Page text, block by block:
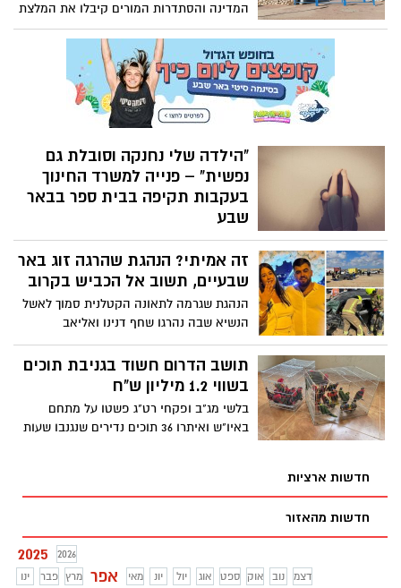
המדינה והסתדרות המורים קיבלו את המלצת
בית הדין לעכב את הצעדים הארגוניים
ולפתוח בהידברות, במטרה למנוע שיבושים
נוספים ולשמור על רציפות הלימודים.
"הילדה שלי נחנקה וסובלת גם
נפשית" – פנייה למשרד החינוך
בעקבות תקיפה בבית ספר בבאר
שבע
תושב באר שבע טוען כי בתו חוותה תקיפה
גזענית ואלימה מצד תלמידה אחרת, ומבקש
מהמשרד להתערב ולמנוע הישנות מקרים
זה אמיתי? הנהגת שהרגה זוג באר
שבעיים, תשוב אל הכביש בקרוב
הנהגת שגרמה לתאונה הקטלנית סמוך לאשל
הנשיא שבה נהרגו שחף דנינו ואליאב
אבוקסיס – תשוב בקרוב לכביש והמשפחות
בהלם מוחלט
תושב הדרום חשוד בגניבת תוכים
בשווי 1.2 מיליון ש"ח
בלשי מג"ב ופקחי רט"ג פשטו על מתחם
באיו"ש ואיתרו 36 תוכים נדירים שנגנבו שעות
נמשכים
חדשות ארציות
חדשות מהאזור
2025
2026
ינו
פבר מרץ אפר מאי יונ יול אוג ספט אוק נוב
דצמ